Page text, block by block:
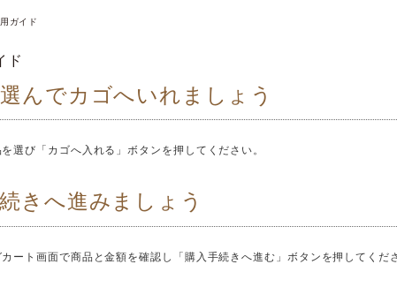
ガイド
ド
んでカゴへいれましょう
選び「カゴへ入れる」ボタンを押してください。
きへ進みましょう
ート画面で商品と金額を確認し「購入手続きへ進む」ボタンを押してくだ